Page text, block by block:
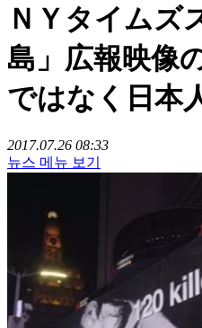
ＮＹタイムズ
島」広報映像
ではなく日本
2017.07.26 08:33
뉴스 메뉴 보기